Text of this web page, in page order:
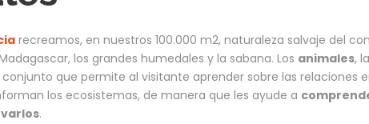
recreamos, en nuestros 100.000 m2, naturaleza salvaje del
los grandes humedales y la sabana. Los animales, la
que permite al visitante aprender sobre las relaciones
los ecosistemas, de manera que les ayude a
.